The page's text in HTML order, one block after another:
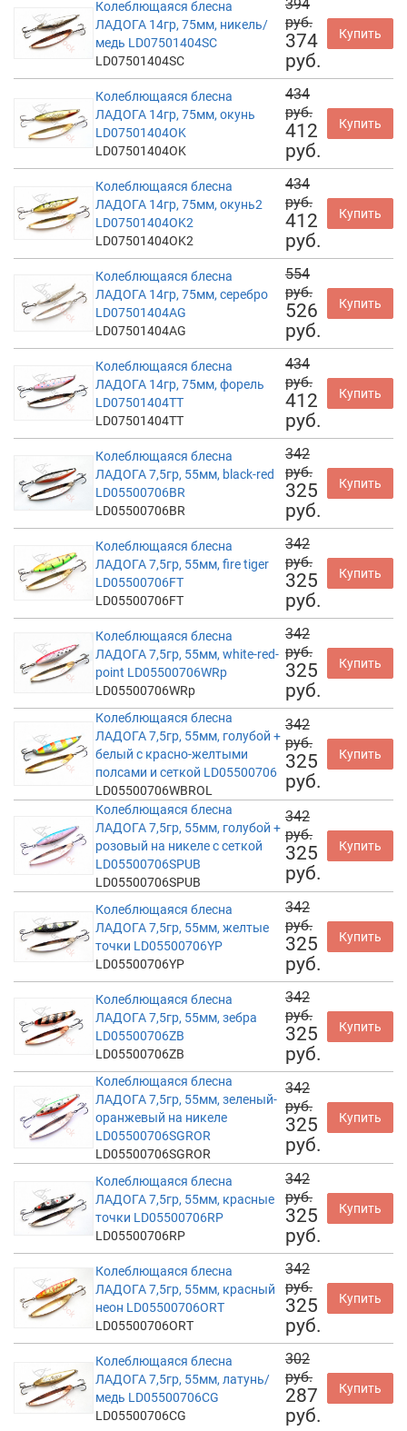
Колеблющаяся блесна
ЛАДОГА 14гр, 75мм, никель/
медь LD07501404SC
LD07501404SC
394
руб.
374
руб.
Купить
Колеблющаяся блесна
ЛАДОГА 14гр, 75мм, окунь
LD07501404OK
LD07501404OK
434
руб.
412
руб.
Купить
Колеблющаяся блесна
ЛАДОГА 14гр, 75мм, окунь2
LD07501404OK2
LD07501404OK2
434
руб.
412
руб.
Купить
Колеблющаяся блесна
ЛАДОГА 14гр, 75мм, серебро
LD07501404AG
LD07501404AG
554
руб.
526
руб.
Купить
Колеблющаяся блесна
ЛАДОГА 14гр, 75мм, форель
LD07501404TT
LD07501404TT
434
руб.
412
руб.
Купить
Колеблющаяся блесна
ЛАДОГА 7,5гр, 55мм, black-red
LD05500706BR
LD05500706BR
342
руб.
325
руб.
Купить
Колеблющаяся блесна
ЛАДОГА 7,5гр, 55мм, fire tiger
LD05500706FT
LD05500706FT
342
руб.
325
руб.
Купить
Колеблющаяся блесна
ЛАДОГА 7,5гр, 55мм, white-red-
point LD05500706WRp
LD05500706WRp
342
руб.
325
руб.
Купить
Колеблющаяся блесна
ЛАДОГА 7,5гр, 55мм, голубой +
белый с красно-желтыми
полсами и сеткой LD05500706
LD05500706WBROL
342
руб.
325
руб.
Купить
Колеблющаяся блесна
ЛАДОГА 7,5гр, 55мм, голубой +
розовый на никеле с сеткой
LD05500706SPUB
LD05500706SPUB
342
руб.
325
руб.
Купить
Колеблющаяся блесна
ЛАДОГА 7,5гр, 55мм, желтые
точки LD05500706YP
LD05500706YP
342
руб.
325
руб.
Купить
Колеблющаяся блесна
ЛАДОГА 7,5гр, 55мм, зебра
LD05500706ZB
LD05500706ZB
342
руб.
325
руб.
Купить
Колеблющаяся блесна
ЛАДОГА 7,5гр, 55мм, зеленый-
оранжевый на никеле
LD05500706SGROR
LD05500706SGROR
342
руб.
325
руб.
Купить
Колеблющаяся блесна
ЛАДОГА 7,5гр, 55мм, красные
точки LD05500706RP
LD05500706RP
342
руб.
325
руб.
Купить
Колеблющаяся блесна
ЛАДОГА 7,5гр, 55мм, красный
неон LD05500706ORT
LD05500706ORT
342
руб.
325
руб.
Купить
Колеблющаяся блесна
ЛАДОГА 7,5гр, 55мм, латунь/
медь LD05500706CG
LD05500706CG
302
руб.
287
руб.
Купить